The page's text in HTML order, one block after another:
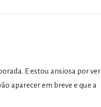
E estou ansiosa por ver
aparecer em breve e que a